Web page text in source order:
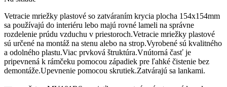
Vetracie mriežky plastové so zatváraním krycia plocha 154x154mm
sa používajú do interiéru lebo majú rovné lameli na správne
rozdelenie prúdu vzduchu v priestoroch.Vetracie mriežky plastové
sú určené na montáž na stenu alebo na strop.Vyrobené sú kvalitného
a odolného plastu.Viac prvková štruktúra.Vnútorná časť je
pripevnená k rámčeku pomocou západiek pre ľahké čistenie bez
demontáže.Upevnenie pomocou skrutiek.Zatvárajú sa lankami.